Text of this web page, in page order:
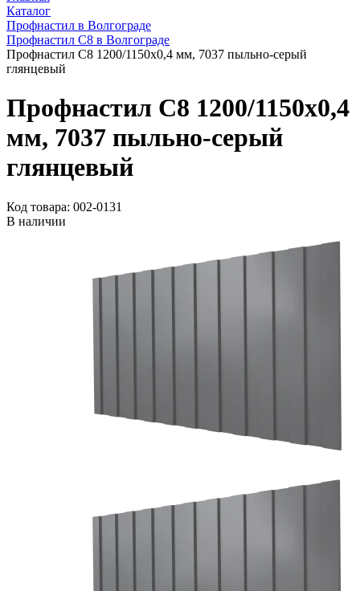
Каталог
Профнастил в Волгограде
Профнастил С8 в Волгограде
Профнастил С8 1200/1150x0,4 мм, 7037 пыльно-серый
глянцевый
Профнастил С8 1200/1150x0,4
мм, 7037 пыльно-серый
глянцевый
Код товара: 002-0131
В наличии